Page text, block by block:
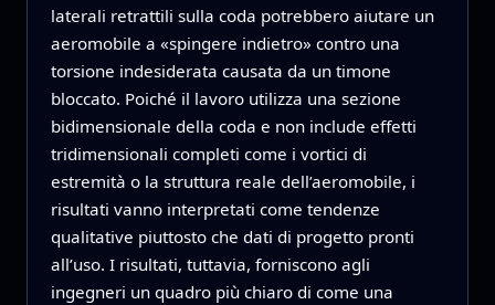
laterali retrattili sulla coda potrebbero aiutare un
aeromobile a «spingere indietro» contro una
torsione indesiderata causata da un timone
bloccato. Poiché il lavoro utilizza una sezione
bidimensionale della coda e non include effetti
tridimensionali completi come i vortici di
estremità o la struttura reale dell’aeromobile, i
risultati vanno interpretati come tendenze
qualitative piuttosto che dati di progetto pronti
all’uso. I risultati, tuttavia, forniscono agli
ingegneri un quadro più chiaro di come una